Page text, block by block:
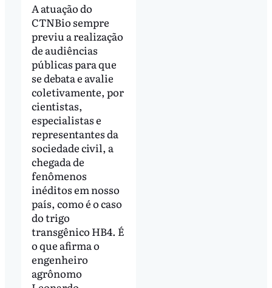
A atuação do
CTNBio sempre
previu a realização
de audiências
públicas para que
se debata e avalie
coletivamente, por
cientistas,
especialistas e
representantes da
sociedade civil, a
chegada de
fenômenos
inéditos em nosso
país, como é o caso
do trigo
transgênico HB4. É
o que afirma o
engenheiro
agrônomo